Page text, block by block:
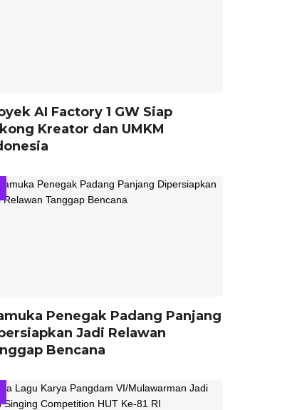
AI Factory 1 GW Siap
Kreator dan UMKM
Penegak Padang Panjang
Jadi Relawan
Bencana